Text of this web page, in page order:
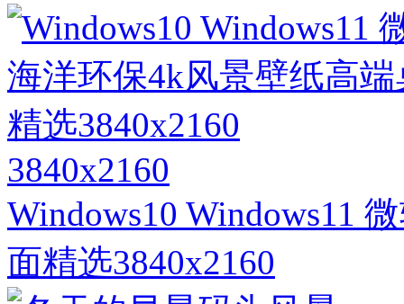
3840x2160
Windows10 Windows11
面精选3840x2160